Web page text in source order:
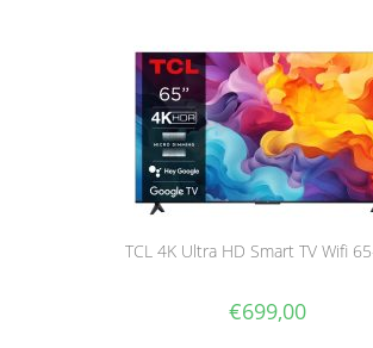
TCL 4K Ultra HD Smart TV Wifi
€699,00